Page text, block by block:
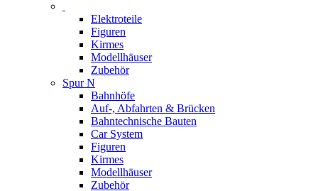
Elektroteile
Figuren
Kirmes
Modellhäuser
Zubehör
Spur N
Bahnhöfe
Auf-, Abfahrten & Brücken
Bahntechnische Bauten
Car System
Figuren
Kirmes
Modellhäuser
Zubehör